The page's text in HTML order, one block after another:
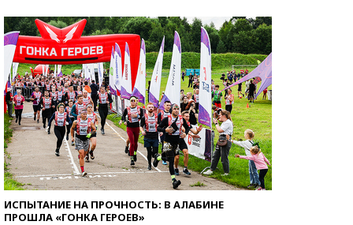
ИСПЫТАНИЕ НА ПРОЧНОСТЬ: В АЛАБИНЕ
ПРОШЛА «ГОНКА ГЕРОЕВ»